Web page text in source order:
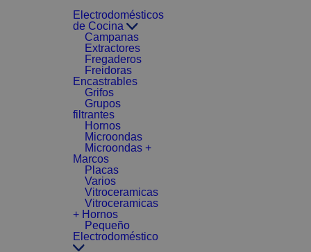
Electrodomésticos
de Cocina
Campanas
Extractores
Fregaderos
Freidoras
Encastrables
Grifos
Grupos
filtrantes
Hornos
Microondas
Microondas +
Marcos
Placas
Varios
Vitroceramicas
Vitroceramicas
+ Hornos
Pequeño
Electrodoméstico